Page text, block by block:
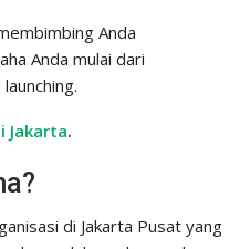
Anda
Anda mulai dari
Jakarta.
di Jakarta Pusat yang